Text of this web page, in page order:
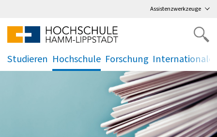
Assistenzwerkzeuge
Studieren
.
Hochschule
.
Forschung
. .